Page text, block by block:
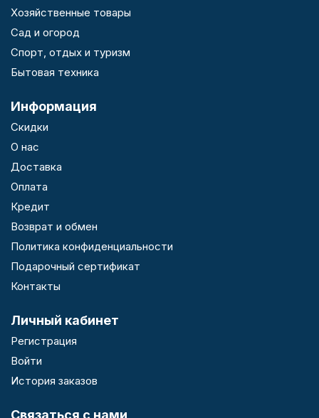
Хозяйственные товары
Сад и огород
Спорт, отдых и туризм
Бытовая техника
Информация
Скидки
О нас
Доставка
Оплата
Кредит
Возврат и обмен
Политика конфиденциальности
Подарочный сертификат
Контакты
Личный кабинет
Регистрация
Войти
История заказов
Связаться с нами